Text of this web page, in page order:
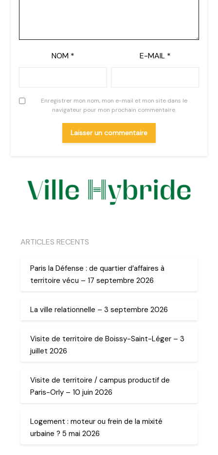
NOM * E-MAIL *
Enregistrer mon nom, mon e-mail et mon site dans le
navigateur pour mon prochain commentaire.
ARTICLES RECENTS
Paris la Défense : de quartier d’affaires à
territoire vécu – 17 septembre 2026
La ville relationnelle – 3 septembre 2026
Visite de territoire de Boissy-Saint-Léger – 3
juillet 2026
Visite de territoire / campus productif de
Paris-Orly – 10 juin 2026
Logement : moteur ou frein de la mixité
urbaine ? 5 mai 2026